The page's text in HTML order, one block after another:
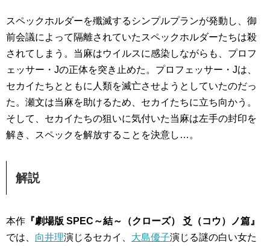
スペックホルダーを殲滅するシンプルプランが発動し、御
前会議によって隔離されていたスペックホルダーたちは殺
されてしまう。当麻はウイルスに感染しながらも、プロフ
ェッサー・Jの正体を突き止めた。プロフェッサー・Jは、
セカイたちとともに人類を滅亡させようとしていたのだっ
た。瀬文は当麻を助けるため、セカイたちに立ち向かう。
そして、セカイたちの狙いに気付いた当麻は左手の封印を
解き、スペックを解放することを決意し…。
解説
本作 『劇場版 SPEC～結～（クローズ） 爻（コウ）ノ篇』
では、 向井理演じるセカイ、 大島優子演じる謎の白い女た